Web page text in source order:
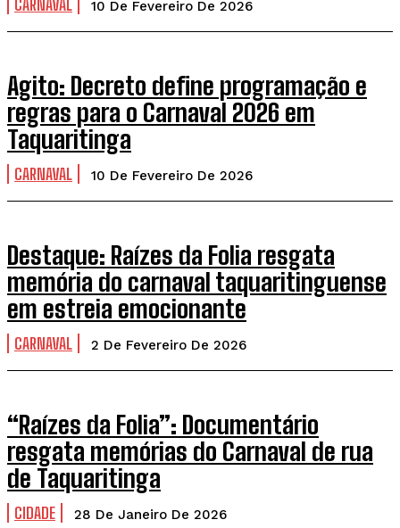
CARNAVAL 10 De Fevereiro De 2026
Agito: Decreto define programação e
regras para o Carnaval 2026 em
Taquaritinga
CARNAVAL 10 De Fevereiro De 2026
Destaque: Raízes da Folia resgata
memória do carnaval taquaritinguense
em estreia emocionante
CARNAVAL 2 De Fevereiro De 2026
“Raízes da Folia”: Documentário
resgata memórias do Carnaval de rua
de Taquaritinga
CIDADE 28 De Janeiro De 2026